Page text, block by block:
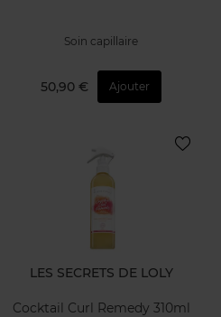
Soin capillaire
50,90 € Ajouter
LES SECRETS DE LOLY
Cocktail Curl Remedy 310ml